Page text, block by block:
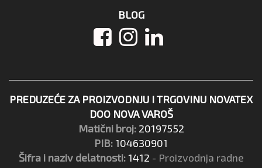
BLOG
PREDUZEĆE ZA PROIZVODNJU I TRGOVINU NOVATEX
DOO NOVA VAROŠ
Matični broj: 20197552
PIB: 104630901
Šifra i naziv delatnosti: 1412 - Proizvodnja radne